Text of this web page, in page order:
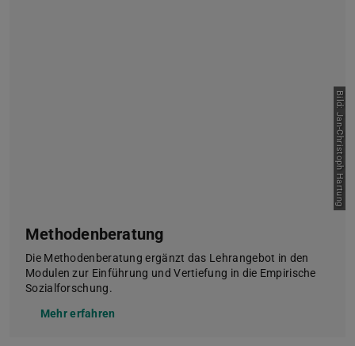
Bild: Jan-Christoph Hartung
Methodenberatung
Die Methodenberatung ergänzt das Lehrangebot in den
Modulen zur Einführung und Vertiefung in die Empirische
Sozialforschung.
Mehr erfahren